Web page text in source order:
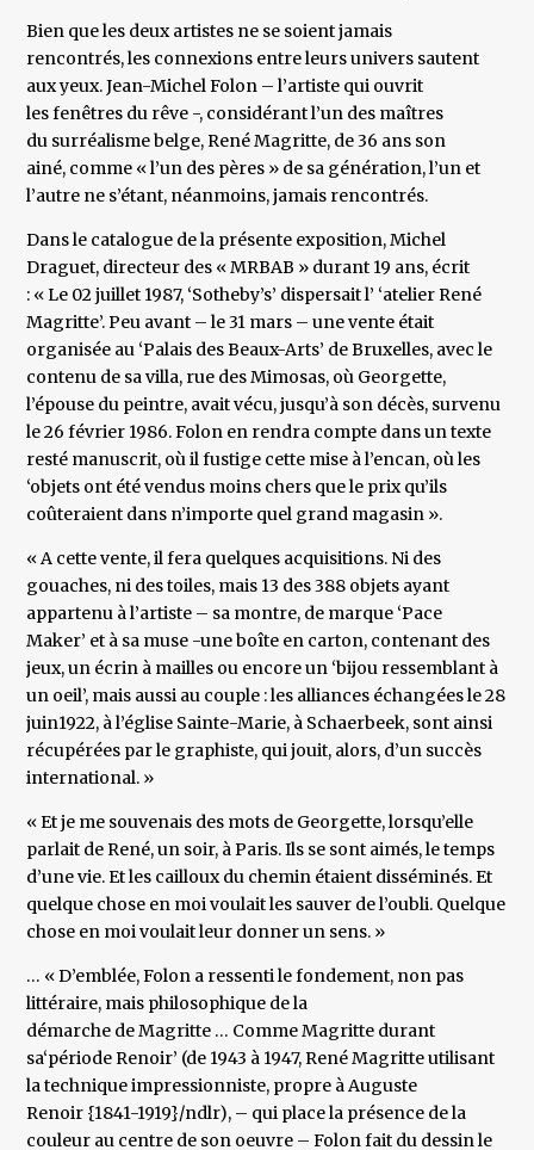
Bien que les deux artistes ne se soient jamais
rencontrés, les connexions entre leurs univers sautent
aux yeux. Jean-Michel Folon – l’artiste qui ouvrit
les fenêtres du rêve -, considérant l’un des maîtres
du surréalisme belge, René Magritte, de 36 ans son
ainé, comme « l’un des pères » de sa génération, l’un et
l’autre ne s’étant, néanmoins, jamais rencontrés.
Dans le catalogue de la présente exposition, Michel
Draguet, directeur des « MRBAB » durant 19 ans, écrit
: « Le 02 juillet 1987, ‘Sotheby’s’ dispersait l’ ‘atelier René
Magritte’. Peu avant – le 31 mars – une vente était
organisée au ‘Palais des Beaux-Arts’ de Bruxelles, avec le
contenu de sa villa, rue des Mimosas, où Georgette,
l’épouse du peintre, avait vécu, jusqu’à son décès, survenu
le 26 février 1986. Folon en rendra compte dans un texte
resté manuscrit, où il fustige cette mise à l’encan, où les
‘objets ont été vendus moins chers que le prix qu’ils
coûteraient dans n’importe quel grand magasin ».
« A cette vente, il fera quelques acquisitions. Ni des
gouaches, ni des toiles, mais 13 des 388 objets ayant
appartenu à l’artiste – sa montre, de marque ‘Pace
Maker’ et à sa muse -une boîte en carton, contenant des
jeux, un écrin à mailles ou encore un ‘bijou ressemblant à
un oeil’, mais aussi au couple : les alliances échangées le 28
juin1922, à l’église Sainte-Marie, à Schaerbeek, sont ainsi
récupérées par le graphiste, qui jouit, alors, d’un succès
international. »
« Et je me souvenais des mots de Georgette, lorsqu’elle
parlait de René, un soir, à Paris. Ils se sont aimés, le temps
d’une vie. Et les cailloux du chemin étaient disséminés. Et
quelque chose en moi voulait les sauver de l’oubli. Quelque
chose en moi voulait leur donner un sens. »
… « D’emblée, Folon a ressenti le fondement, non pas
littéraire, mais philosophique de la
démarche de Magritte … Comme Magritte durant
sa‘période Renoir’ (de 1943 à 1947, René Magritte utilisant
la technique impressionniste, propre à Auguste
Renoir {1841-1919}/ndlr), – qui place la présence de la
couleur au centre de son oeuvre – Folon fait du dessin le